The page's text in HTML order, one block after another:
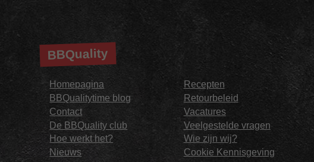
BBQuality
Homepagina
BBQualitytime blog
Contact
De BBQuality club
Hoe werkt het?
Nieuws
Recepten
Retourbeleid
Vacatures
Veelgestelde vragen
Wie zijn wij?
Cookie Kennisgeving